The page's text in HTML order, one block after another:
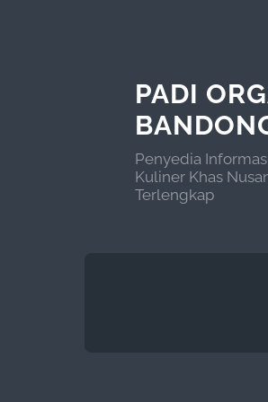
PADI
Penyedia
Kuliner Khas
Terlengkap